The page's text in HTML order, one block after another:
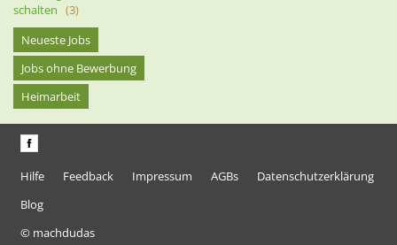
schalten (3)
Neueste Jobs
Jobs ohne Bewerbung
Heimarbeit
Hilfe Feedback Impressum AGBs
Datenschutzerklärung
Blog
© machdudas